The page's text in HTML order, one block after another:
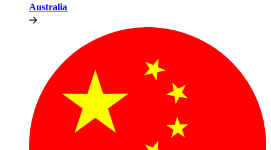
Australia​​